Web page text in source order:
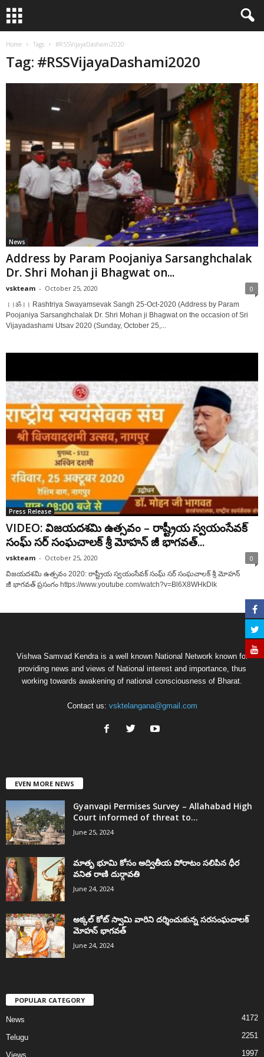
Home Tags #RSSVijayaDashami2020
Tag: #RSSVijayaDashami2020
News
Address by Param Poojaniya Sarsanghchalak
Dr. Shri Mohan ji Bhagwat on...
vskteam - October 25, 2020 0
।।ॐ।। Rashtriya Swayamsevak Sangh 25-Oct-2020 (Address by Param
Poojaniya Sarsanghchalak Dr. Shri Mohan ji Bhagwat on the occasion of Sri
Vijayadashami Utsav 2020 (Sunday, October 25,...
Press Release
VIDEO: విజయదశమి ఉత్సవం – రాష్ట్రీయ స్వయంసేవక్
సంఘ్ సర్ సంఘచాలక్ శ్రీ మోహన్ జీ భాగవత్...
vskteam - October 25, 2020 0
విజయదశమి ఉత్సవం 2020: రాష్ట్రీయ స్వయంసేవక్ సంఘ్ సర్ సంఘచాలక్ శ్రీ మోహన్
జీ భాగవత్ ప్రసంగం https://www.youtube.com/watch?v=Bl6X8WHkDlk
Vishwa Samvad Kendra is a well known National Network known for
providing news and views of National interest and importance, thus
working towards awakening of national consciousness of Bharat.
Contact us: vsktelangana@gmail.com
EVEN MORE NEWS
Gyanvapi Permises Survey – Allahabad High
Court informed of threat to...
June 25, 2024
మాతృ భూమి కోసం అద్వితీయ పోరాటం సలిపిన ధీర
వనిత రాణి దుర్గావతి
June 24, 2024
అక్కల్‌ కోట్‌ స్వామి వారిని దర్శించుకున్న సరసంఘచాలక్
మోహన్ భాగవత్
June 24, 2024
POPULAR CATEGORY
News 4172
Telugu 2251
Views 1997